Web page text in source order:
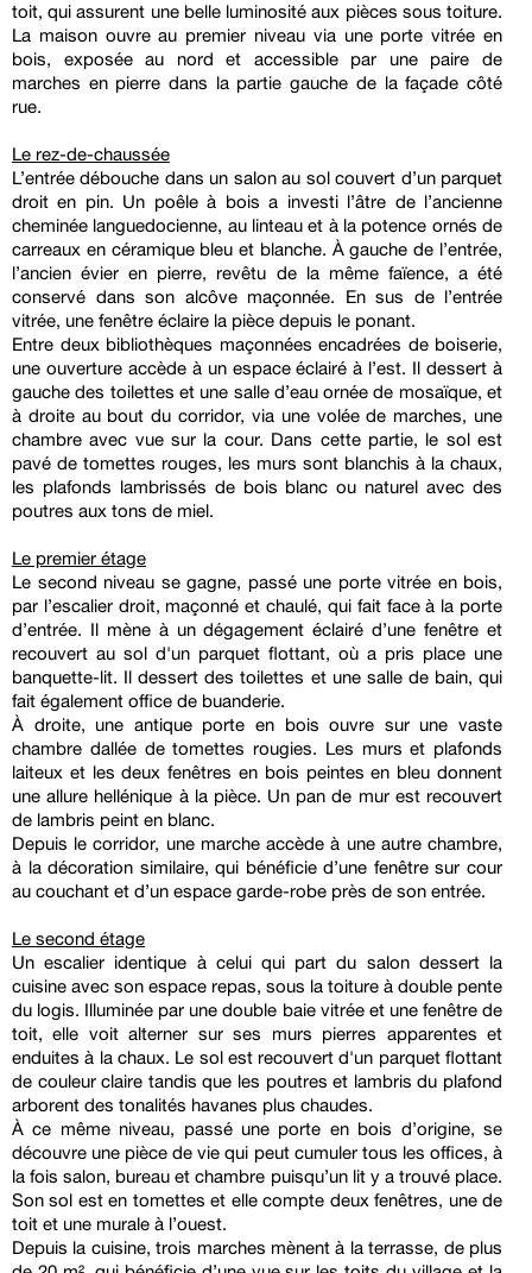
toit, qui assurent une belle luminosité aux pièces sous toiture.
La maison ouvre au premier niveau via une porte vitrée en
bois, exposée au nord et accessible par une paire de
marches en pierre dans la partie gauche de la façade côté
rue.
Le rez-de-chaussée
L’entrée débouche dans un salon au sol couvert d’un parquet
droit en pin. Un poêle à bois a investi l’âtre de l’ancienne
cheminée languedocienne, au linteau et à la potence ornés de
carreaux en céramique bleu et blanche. À gauche de l’entrée,
l’ancien évier en pierre, revêtu de la même faïence, a été
conservé dans son alcôve maçonnée. En sus de l’entrée
vitrée, une fenêtre éclaire la pièce depuis le ponant.
Entre deux bibliothèques maçonnées encadrées de boiserie,
une ouverture accède à un espace éclairé à l’est. Il dessert à
gauche des toilettes et une salle d’eau ornée de mosaïque, et
à droite au bout du corridor, via une volée de marches, une
chambre avec vue sur la cour. Dans cette partie, le sol est
pavé de tomettes rouges, les murs sont blanchis à la chaux,
les plafonds lambrissés de bois blanc ou naturel avec des
poutres aux tons de miel.
Le premier étage
Le second niveau se gagne, passé une porte vitrée en bois,
par l’escalier droit, maçonné et chaulé, qui fait face à la porte
d’entrée. Il mène à un dégagement éclairé d’une fenêtre et
recouvert au sol d'un parquet flottant, où a pris place une
banquette-lit. Il dessert des toilettes et une salle de bain, qui
fait également office de buanderie.
À droite, une antique porte en bois ouvre sur une vaste
chambre dallée de tomettes rougies. Les murs et plafonds
laiteux et les deux fenêtres en bois peintes en bleu donnent
une allure hellénique à la pièce. Un pan de mur est recouvert
de lambris peint en blanc.
Depuis le corridor, une marche accède à une autre chambre,
à la décoration similaire, qui bénéficie d’une fenêtre sur cour
au couchant et d’un espace garde-robe près de son entrée.
Le second étage
Un escalier identique à celui qui part du salon dessert la
cuisine avec son espace repas, sous la toiture à double pente
du logis. Illuminée par une double baie vitrée et une fenêtre de
toit, elle voit alterner sur ses murs pierres apparentes et
enduites à la chaux. Le sol est recouvert d'un parquet flottant
de couleur claire tandis que les poutres et lambris du plafond
arborent des tonalités havanes plus chaudes.
À ce même niveau, passé une porte en bois d’origine, se
découvre une pièce de vie qui peut cumuler tous les offices, à
la fois salon, bureau et chambre puisqu’un lit y a trouvé place.
Son sol est en tomettes et elle compte deux fenêtres, une de
toit et une murale à l’ouest.
Depuis la cuisine, trois marches mènent à la terrasse, de plus